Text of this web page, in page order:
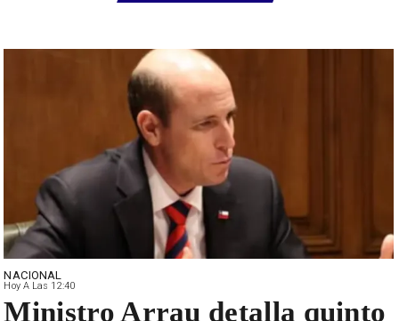
NACIONAL
Hoy A Las 12:40
Ministro Arrau detalla quinto